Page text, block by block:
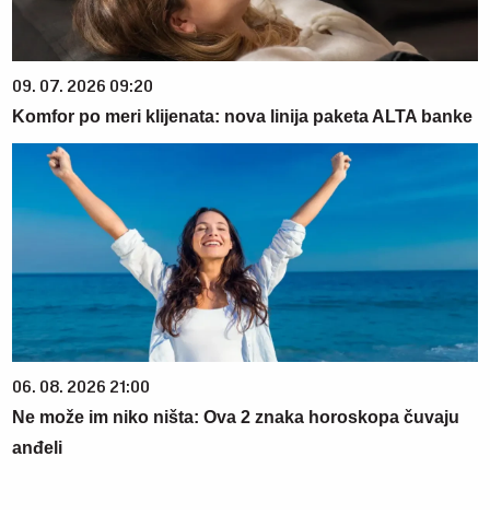
09. 07. 2026 09:20
Komfor po meri klijenata: nova linija paketa ALTA banke
06. 08. 2026 21:00
Ne može im niko ništa: Ova 2 znaka horoskopa čuvaju
anđeli